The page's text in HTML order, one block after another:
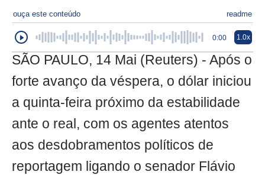
ouça este conteúdo readme
0:00 1.0x
SÃO PAULO, 14 Mai (Reuters) - Após o
forte avanço da véspera, o dólar iniciou
a quinta-feira próximo da estabilidade
ante o real, com os agentes atentos
aos desdobramentos políticos de
reportagem ligando o senador Flávio